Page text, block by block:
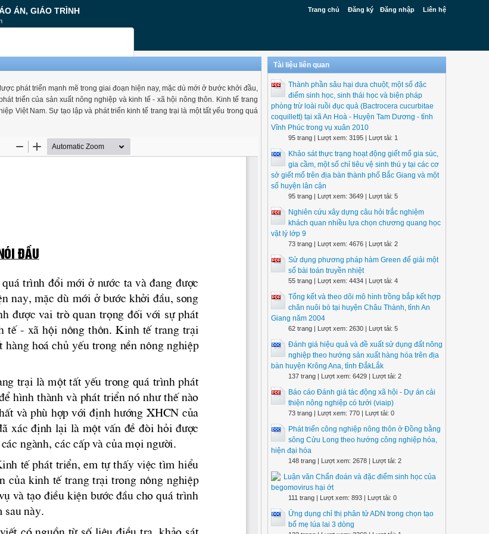
Trang chủ Đăng ký Đăng nhập Liên hệ
ÁN, GIÁO TRÌNH
phát triển mạnh mẽ trong giai đoạn hiện nay, mặc dù mới ở bước khởi đầu,
triển của sản xuất nông nghiệp và kinh tế - xã hội nông thôn. Kinh tế trang
Việt Nam. Sự tạo lập và phát triển kinh tế trang trại là một tất yếu trong quá
Tài liệu liên quan
Thành phần sâu hại dưa chuột; một số đặc
điểm sinh học, sinh thái học và biện pháp
phòng trừ loài ruồi đục quả (Bactrocera cucurbitae
coquillett) tại xã An Hoà - Huyện Tam Dương - tỉnh
Vĩnh Phúc trong vụ xuân 2010
95 trang | Lượt xem: 3195 | Lượt tải: 1
Khảo sát thực trạng hoạt động giết mổ gia súc,
gia cầm, một số chỉ tiêu vệ sinh thú y tại các cơ
sở giết mổ trên địa bàn thành phố Bắc Giang và một
số huyện lân cận
95 trang | Lượt xem: 3649 | Lượt tải: 5
Nghiên cứu xây dựng câu hỏi trắc nghiệm
khách quan nhiều lựa chọn chương quang học
vật lý lớp 9
73 trang | Lượt xem: 4676 | Lượt tải: 2
Sử dụng phương pháp hàm Green để giải một
số bài toán truyền nhiệt
55 trang | Lượt xem: 4434 | Lượt tải: 4
Tổng kết và theo dõi mô hình trồng bắp kết hợp
chăn nuôi bò tại huyện Châu Thành, tỉnh An
Giang năm 2004
62 trang | Lượt xem: 2630 | Lượt tải: 5
Đánh giá hiệu quả và đề xuất sử dụng đất nông
nghiệp theo hướng sản xuất hàng hóa trên địa
bàn huyện Krông Ana, tỉnh ĐắkLắk
137 trang | Lượt xem: 6429 | Lượt tải: 2
Báo cáo Đánh giá tác động xã hội - Dự án cải
thiện nông nghiệp có tưới (viaip)
73 trang | Lượt xem: 770 | Lượt tải: 0
Phát triển công nghiệp nông thôn ở Đồng bằng
sông Cửu Long theo hướng công nghiệp hóa,
hiện đại hóa
148 trang | Lượt xem: 2678 | Lượt tải: 2
Luận văn Chẩn đoán và đặc điểm sinh học của
begomovirus hại ớt
111 trang | Lượt xem: 893 | Lượt tải: 0
Ứng dụng chỉ thị phân tử ADN trong chọn tạo
bố mẹ lúa lai 3 dòng